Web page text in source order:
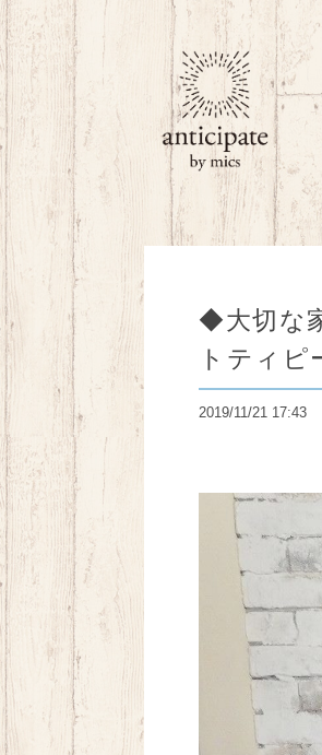
◆大切な
トティ
2019/11/21 17:43